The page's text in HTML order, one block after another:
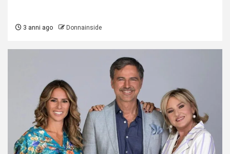
3 anni ago Donnainside